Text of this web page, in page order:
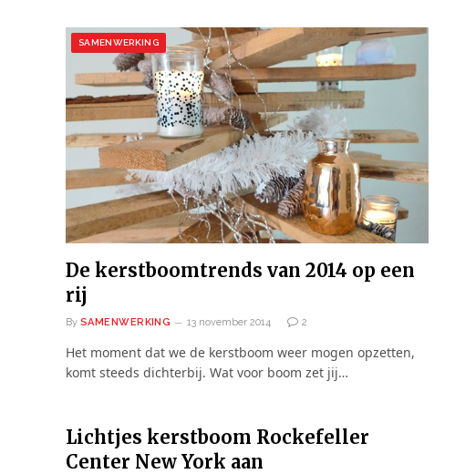
SAMENWERKING
De kerstboomtrends van 2014 op een
rij
By SAMENWERKING 13 november 2014 2
Het moment dat we de kerstboom weer mogen opzetten,
komt steeds dichterbij. Wat voor boom zet jij…
Lichtjes kerstboom Rockefeller
Center New York aan